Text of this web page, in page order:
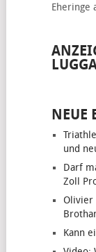
Eheringe
NEUE
und
Darf
Zoll
Olivier
Kann